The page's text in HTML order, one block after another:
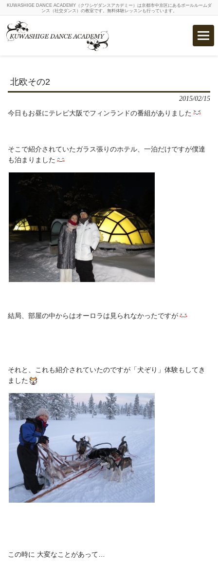
KUWASHIGE DANCE ACADEMY（クワシゲダンスアカデミー）は京都市中京区にあるボールルームダ
ンス（社交ダンス）の教室です。無料体験レッスンも行っています。
北欧その2
2015/02/15
今日もお昼にテレビ大阪でフィンランドの番組がありました
そこで紹介されていたガラス張りのホテル、一泊だけですが僕達
も泊まりました
結局、部屋の中からはオーロラは見られなかったですが
それと、これも紹介されていたのですが「犬ぞり」体験もしてき
ました
この時に 大変なことがあって…